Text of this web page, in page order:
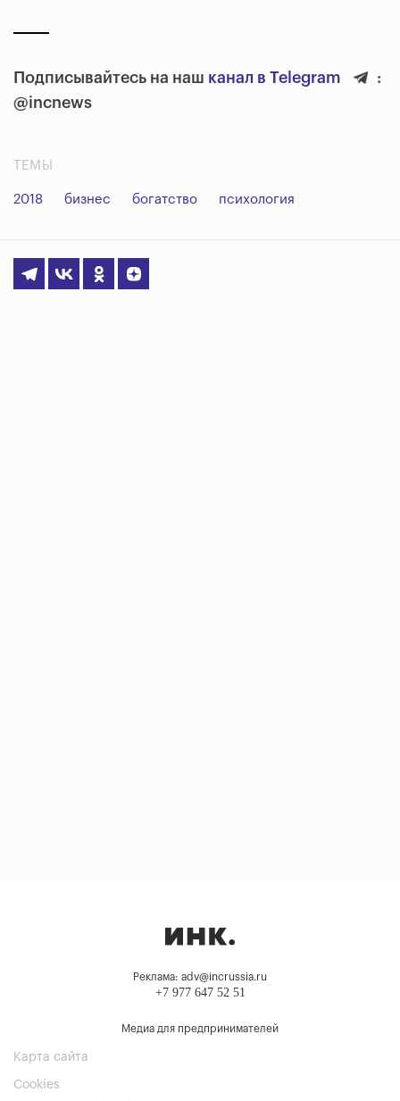
Подписывайтесь на наш канал в Telegram
:
@incnews
ТЕМЫ
2018 бизнес богатство психология
Реклама: adv@incrussia.ru
+7 977 647 52 51
Медиа для предпринимателей
Карта сайта
Cookies